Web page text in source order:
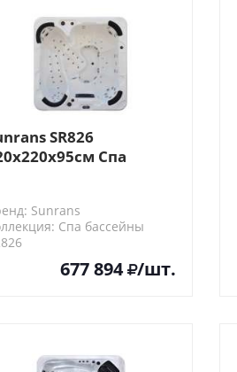
SR826
Спа
Sunrans
Спа бассейны
677 894 /шт.